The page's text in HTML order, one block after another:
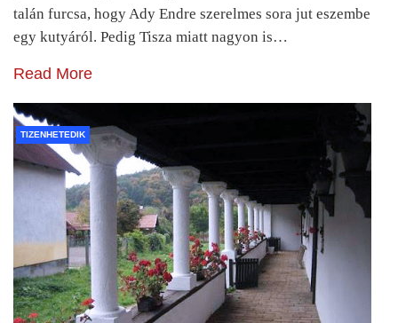
talán furcsa, hogy Ady Endre szerelmes sora jut eszembe
egy kutyáról. Pedig Tisza miatt nagyon is…
Read More
TIZENHETEDIK